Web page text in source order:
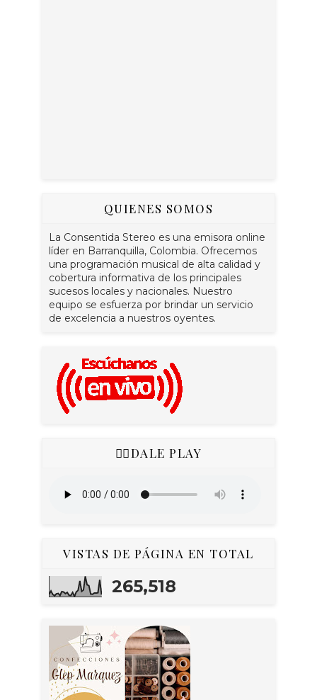
QUIENES SOMOS
La Consentida Stereo es una emisora online
líder en Barranquilla, Colombia. Ofrecemos
una programación musical de alta calidad y
cobertura informativa de los principales
sucesos locales y nacionales. Nuestro
equipo se esfuerza por brindar un servicio
de excelencia a nuestros oyentes.
👇🏻DALE PLAY
VISTAS DE PÁGINA EN TOTAL
265,518